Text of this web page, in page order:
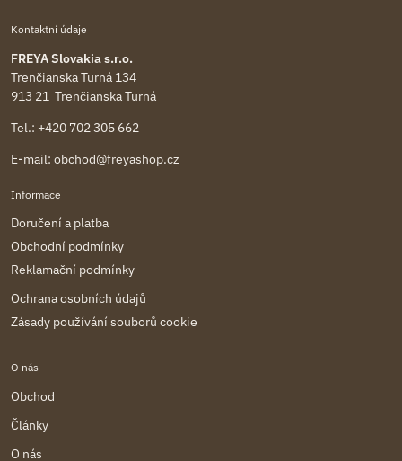
Kontaktní údaje
FREYA Slovakia s.r.o.
Trenčianska Turná 134
913 21 Trenčianska Turná
Tel.: +420 702 305 662
E-mail: obchod@freyashop.cz
Informace
Doručení a platba
Obchodní podmínky
Reklamační podmínky
Ochrana osobních údajů
Zásady používání souborů cookie
O nás
Obchod
Články
O nás